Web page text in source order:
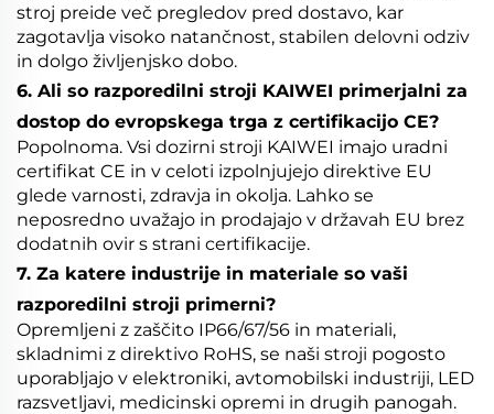
stroj preide več pregledov pred dostavo, kar
zagotavlja visoko natančnost, stabilen delovni odziv
in dolgo življenjsko dobo.
6. Ali so razporedilni stroji KAIWEI primerjalni za
dostop do evropskega trga z certifikacijo CE?
Popolnoma. Vsi dozirni stroji KAIWEI imajo uradni
certifikat CE in v celoti izpolnjujejo direktive EU
glede varnosti, zdravja in okolja. Lahko se
neposredno uvažajo in prodajajo v državah EU brez
dodatnih ovir s strani certifikacije.
7. Za katere industrije in materiale so vaši
razporedilni stroji primerni?
Opremljeni z zaščito IP66/67/56 in materiali,
skladnimi z direktivo RoHS, se naši stroji pogosto
uporabljajo v elektroniki, avtomobilski industriji, LED
razsvetljavi, medicinski opremi in drugih panogah.